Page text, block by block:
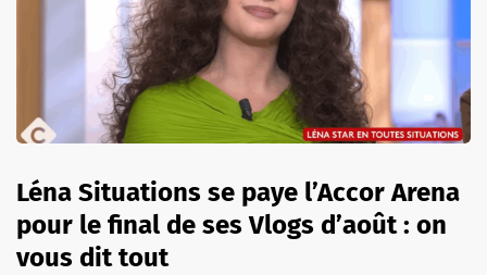
Léna Situations se paye l’Accor Arena
pour le final de ses Vlogs d’août : on
vous dit tout